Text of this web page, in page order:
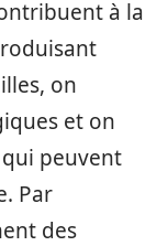
à la
on
et on
peuvent
Par
des